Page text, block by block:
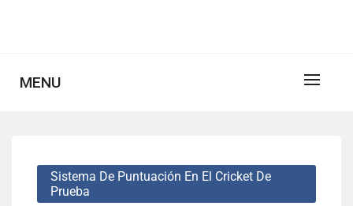
MENU
Sistema De Puntuación En El Cricket De
Prueba